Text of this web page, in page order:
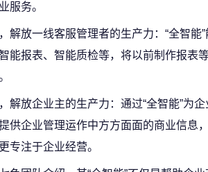
服务。
解放一线客服管理者的生产力：“全智
能报表、智能质检等，将以前制作报表
解放企业主的生产力：通过“全智能”为
供企业管理运作中方方面面的商业信息
专注于企业经营。